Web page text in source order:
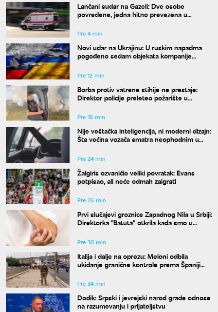
Lančani sudar na Gazeli: Dve osobe
povređene, jedna hitno prevezena u
Pre 4 min
Novi udar na Ukrajinu: U ruskim napadma
pogođeno sedam objekata kompanije
Pre 12 min
Borba protiv vatrene stihije ne prestaje:
Direktor policije preleteo požarište u
Pre 16 min
Nije veštačka inteligencija, ni moderni dizajn:
Šta većina vozača smatra neophodnim u
Pre 24 min
Žalgiris ozvaničio veliki povratak: Evans
potpisao, ali neće odmah zaigrati
Pre 26 min
Prvi slučajevi groznice Zapadnog Nila u Srbiji:
Direktorka "Batuta" otkrila kada smo u
Pre 30 min
Italija i dalje na oprezu: Meloni odbila
ukidanje granične kontrole prema Španiji
Pre 34 min
Dodik: Srpski i jevrejski narod grade odnose
na razumevanju i prijateljstvu